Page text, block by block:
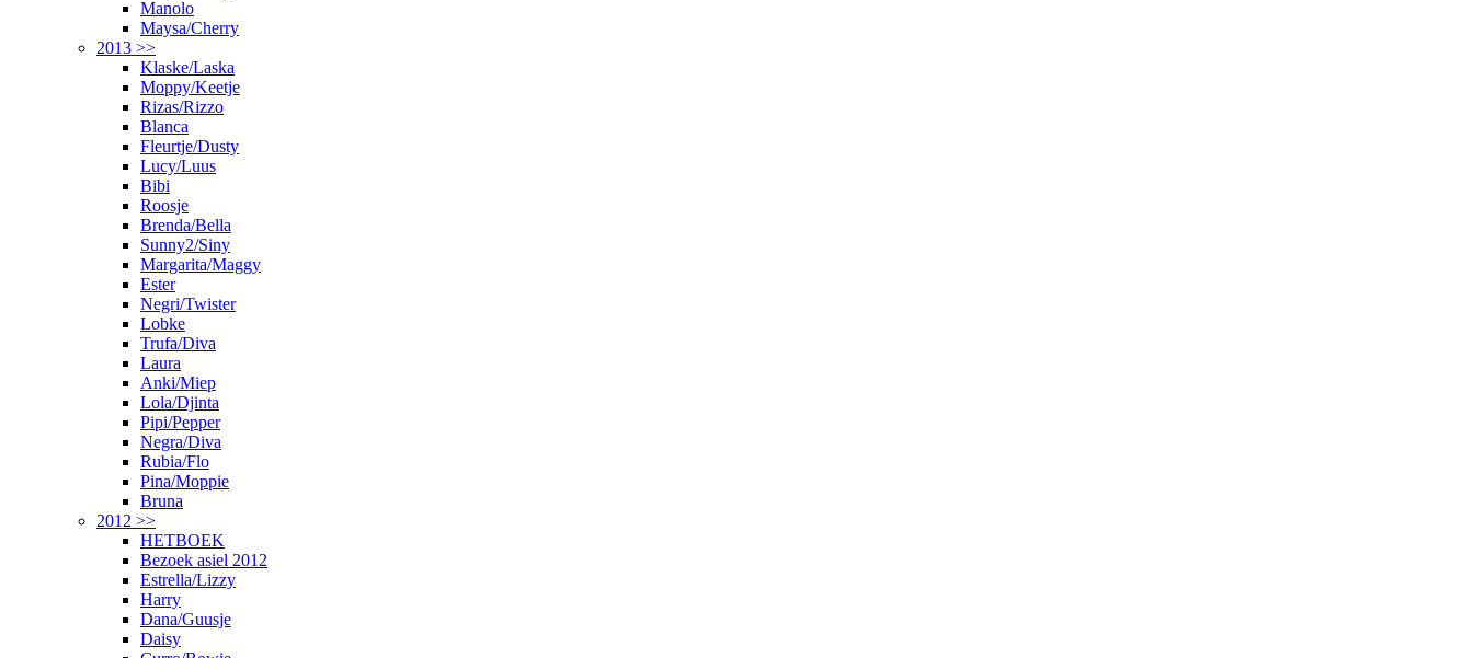
Manolo
Maysa/Cherry
2013 >>
Klaske/Laska
Moppy/Keetje
Rizas/Rizzo
Blanca
Fleurtje/Dusty
Lucy/Luus
Bibi
Roosje
Brenda/Bella
Sunny2/Siny
Margarita/Maggy
Ester
Negri/Twister
Lobke
Trufa/Diva
Laura
Anki/Miep
Lola/Djinta
Pipi/Pepper
Negra/Diva
Rubia/Flo
Pina/Moppie
Bruna
2012 >>
HETBOEK
Bezoek asiel 2012
Estrella/Lizzy
Harry
Dana/Guusje
Daisy